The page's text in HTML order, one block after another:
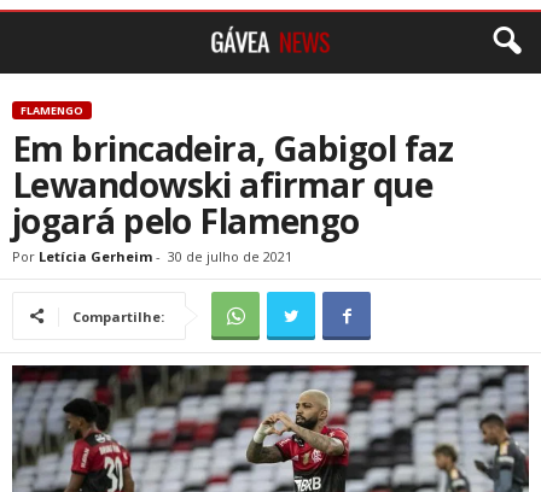
FLAMENGO
Em brincadeira, Gabigol faz
Lewandowski afirmar que
jogará pelo Flamengo
Por Letícia Gerheim - 30 de julho de 2021
Compartilhe: